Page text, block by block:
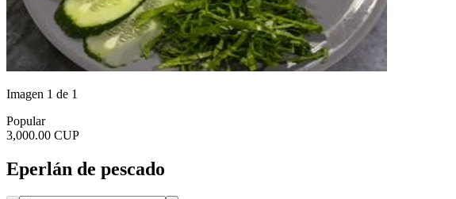
Imagen 1 de 1
Popular
3,000.00 CUP
Eperlán de pescado